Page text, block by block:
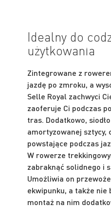
Idealny do
użytkowania
Zintegrowane z
jazdę po zmroku, a
Selle Royal zachwyci
zaoferuje Ci podczas
tras. Dodatkowo,
amortyzowanej sztycy,
powstające podczas
W rowerze
zabraknąć solidnego i
Umożliwia on
ekwipunku, a także
montaż na nim